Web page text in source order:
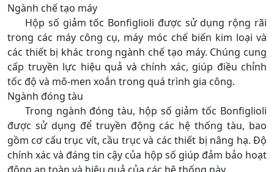
Ngành chế tạo máy
Hộp số giảm tốc Bonfiglioli được sử dụng rộng rãi
trong các máy công cụ, máy móc chế biến kim loại và
các thiết bị khác trong ngành chế tạo máy. Chúng cung
cấp truyền lực hiệu quả và chính xác, giúp điều chỉnh
tốc độ và mô-men xoắn trong quá trình gia công.
Ngành đóng tàu
Trong ngành đóng tàu, hộp số giảm tốc Bonfiglioli
được sử dụng để truyền động các hệ thống tàu, bao
gồm cơ cấu trục vít, cầu trục và các thiết bị nâng hạ. Độ
chính xác và đáng tin cậy của hộp số giúp đảm bảo hoạt